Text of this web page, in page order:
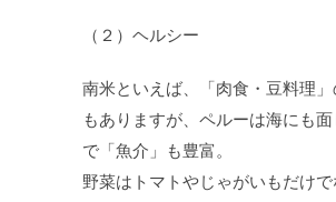
（２）ヘルシー
南米といえば、「肉食・豆料理
もありますが、ペルーは海にも
で「魚介」も豊富。
野菜はトマトやじゃがいもだけ